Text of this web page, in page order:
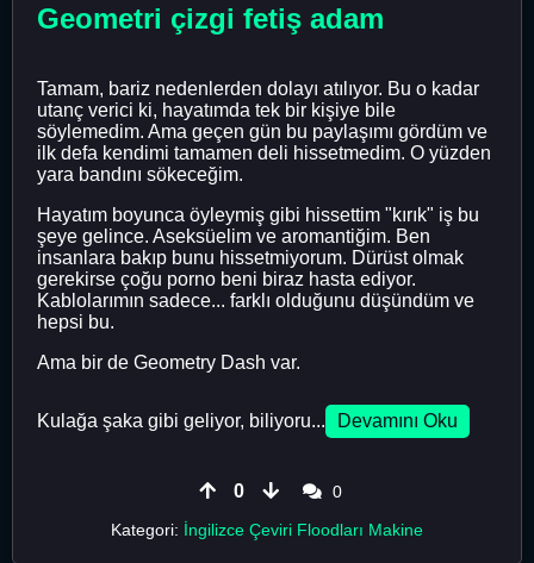
Geometri çizgi fetiş adam
Tamam, bariz nedenlerden dolayı atılıyor. Bu o kadar
utanç verici ki, hayatımda tek bir kişiye bile
söylemedim. Ama geçen gün bu paylaşımı gördüm ve
ilk defa kendimi tamamen deli hissetmedim. O yüzden
yara bandını sökeceğim.
Hayatım boyunca öyleymiş gibi hissettim "kırık" iş bu
şeye gelince. Aseksüelim ve aromantiğim. Ben
insanlara bakıp bunu hissetmiyorum. Dürüst olmak
gerekirse çoğu porno beni biraz hasta ediyor.
Kablolarımın sadece... farklı olduğunu düşündüm ve
hepsi bu.
Ama bir de Geometry Dash var.
Kulağa şaka gibi geliyor, biliyoru... Devamını Oku
0
0
Kategori: İngilizce Çeviri Floodları Makine